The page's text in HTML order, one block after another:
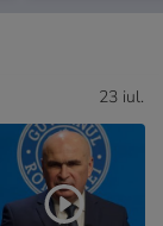
23 iul.